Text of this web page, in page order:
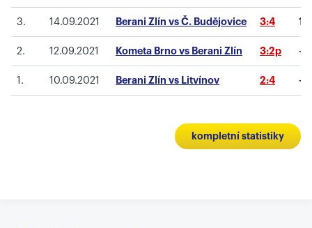
3. 14.09.2021 Berani Zlín vs Č. Budějovice 3:4 1
2. 12.09.2021 Kometa Brno vs Berani Zlín 3:2p -1
1. 10.09.2021 Berani Zlín vs Litvínov 2:4 -1
kompletní statistiky